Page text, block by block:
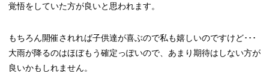
覚悟をしていた方が良いと思われます。
もちろん開催されれば子供達が喜ぶので私も嬉しいのですけど･･･
大雨が降るのはほぼもう確定っぽいので、あまり期待はしない方が
良いかもしれません。